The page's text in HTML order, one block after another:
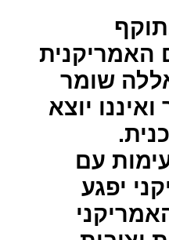
האמריקנית
שומר
יוצא
עם
יפגע